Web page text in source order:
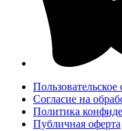
Пользовательское
Согласие на
Политика
Публичная оферта